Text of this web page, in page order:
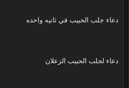
دعاء جلب الحبيب في ثانيه واحده
دعاء لجلب الحبيب الزعلان